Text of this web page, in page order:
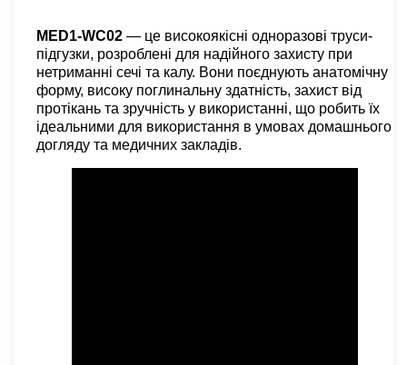
MED1-WC02 — це високоякісні одноразові труси-
підгузки, розроблені для надійного захисту при
нетриманні сечі та калу. Вони поєднують анатомічну
форму, високу поглинальну здатність, захист від
протікань та зручність у використанні, що робить їх
ідеальними для використання в умовах домашнього
догляду та медичних закладів.